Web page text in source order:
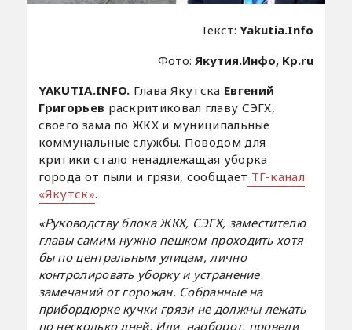
Текст:Yakutia.Info
Фото:Якутия.Инфо, Kp.ru
YAKUTIA.INFO. Глава Якутска Евгений
Григорьев раскритиковал главу СЭГХ,
своего зама по ЖКХ и муниципальные
коммунальные службы. Поводом для
критики стало ненадлежащая уборка
города от пыли и грязи, сообщает ТГ-канал
«Якутск».
«Руководству блока ЖКХ, СЭГХ, заместителю
главы самим нужно пешком проходить хотя
бы по центральным улицам, лично
контролировать уборку и устранение
замечаний от горожан. Собранные на
прибордюрке кучки грязи не должны лежать
по несколько дней. Или, наоборот, провели